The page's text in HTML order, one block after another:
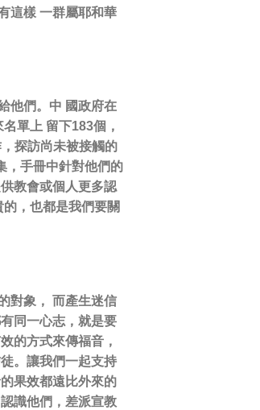
這樣 一群屬耶和華
他們。中 國政府在
單上 留下183個，
探訪尚未被接觸的
，手冊中針對他們的
教會或個人更多認
，也都是我們要關
對象， 而產生迷信
同一心志，就是要
的方式來傳福音，
。讓我們一起支持
果效都遠比外來的
識他們，差派宣教